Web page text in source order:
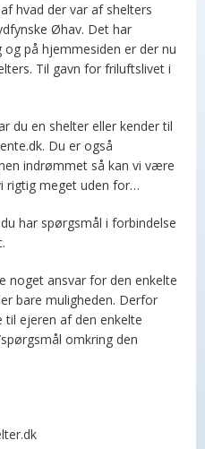
hvad der var af shelters
Øhav. Det har
på hjemmesiden er der nu
Til gavn for friluftslivet i
du en shelter eller kender til
Du er også
indrømmet så kan vi være
rigtig meget uden for…
har spørgsmål i forbindelse
noget ansvar for den enkelte
bare muligheden. Derfor
til ejeren af den enkelte
omkring den